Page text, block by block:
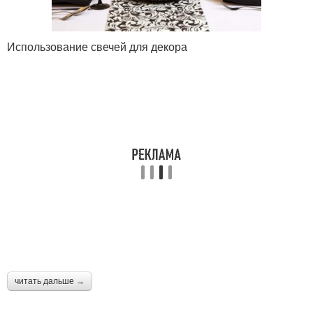
Использование свечей для декора
читать дальше →